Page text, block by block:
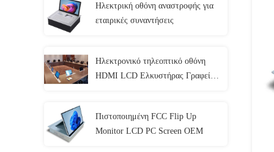
Ηλεκτρική οθόνη αναστροφής για
εταιρικές συναντήσεις
Ηλεκτρονικό τηλεοπτικό οθόνη
HDMI LCD Ελκυστήρας Γραφείο
Πιστοποιημένη FCC Flip Up
Monitor LCD PC Screen OEM